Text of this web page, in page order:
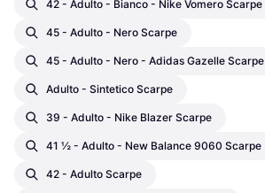
42 - Adulto - Bianco - Nike Vomero Scarpe
45 - Adulto - Nero Scarpe
45 - Adulto - Nero - Adidas Gazelle Scarpe
Adulto - Sintetico Scarpe
39 - Adulto - Nike Blazer Scarpe
41 ½ - Adulto - New Balance 9060 Scarpe
42 - Adulto Scarpe